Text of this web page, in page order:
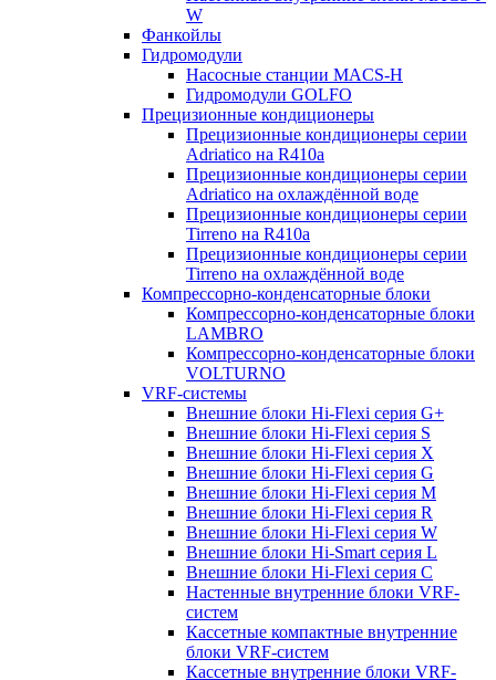
W
Фанкойлы
Гидромодули
Насосные станции MACS-H
Гидромодули GOLFO
Прецизионные кондиционеры
Прецизионные кондиционеры серии
Adriatico на R410a
Прецизионные кондиционеры серии
Adriatico на охлаждённой воде
Прецизионные кондиционеры серии
Tirreno на R410a
Прецизионные кондиционеры серии
Tirreno на охлаждённой воде
Компрессорно-конденсаторные блоки
Компрессорно-конденсаторные блоки
LAMBRO
Компрессорно-конденсаторные блоки
VOLTURNO
VRF-системы
Внешние блоки Hi-Flexi серия G+
Внешние блоки Hi-Flexi серия S
Внешние блоки Hi-Flexi серия X
Внешние блоки Hi-Flexi серия G
Внешние блоки Hi-Flexi серия M
Внешние блоки Hi-Flexi серия R
Внешние блоки Hi-Flexi серия W
Внешние блоки Hi-Smart серия L
Внешние блоки Hi-Flexi серия C
Настенные внутренние блоки VRF-
систем
Кассетные компактные внутренние
блоки VRF-систем
Кассетные внутренние блоки VRF-